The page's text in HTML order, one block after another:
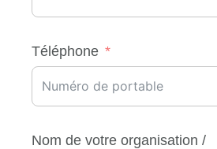
Téléphone
Nom de votre organisation /